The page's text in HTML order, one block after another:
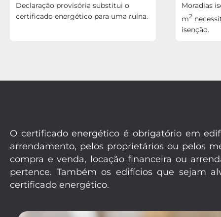
Declaração provisória substitui o
certificado energético para uma ruína.
Moradias
m2
isenção.
O certificado energético é obrigatório em
arrendamento, pelos proprietários ou pelos
compra e venda, locação financeira ou
pertence. Também os edifícios que sejam
certificado energético.